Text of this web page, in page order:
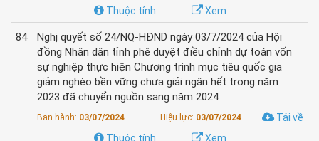
Xem
Thuộc tính
84
Nghị quyết số 24/NQ-HĐND ngày 03/7/2024 của Hội
đồng Nhân dân tỉnh phê duyệt điều chỉnh dự toán vốn
sự nghiệp thực hiện Chương trình mục tiêu quốc gia
giảm nghèo bền vững chưa giải ngân hết trong năm
2023 đã chuyển nguồn sang năm 2024
Ban hành: 03/07/2024 Hiệu lực: 03/07/2024
Tải về
Xem
Thuộc tính